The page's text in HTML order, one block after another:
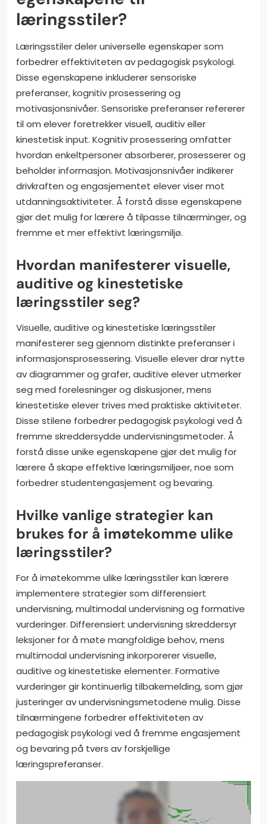
læringsstiler?
Læringsstiler deler universelle egenskaper som
forbedrer effektiviteten av pedagogisk psykologi.
Disse egenskapene inkluderer sensoriske
preferanser, kognitiv prosessering og
motivasjonsnivåer. Sensoriske preferanser refererer
til om elever foretrekker visuell, auditiv eller
kinestetisk input. Kognitiv prosessering omfatter
hvordan enkeltpersoner absorberer, prosesserer og
beholder informasjon. Motivasjonsnivåer indikerer
drivkraften og engasjementet elever viser mot
utdanningsaktiviteter. Å forstå disse egenskapene
gjør det mulig for lærere å tilpasse tilnærminger, og
fremme et mer effektivt læringsmiljø.
Hvordan manifesterer visuelle,
auditive og kinestetiske
læringsstiler seg?
Visuelle, auditive og kinestetiske læringsstiler
manifesterer seg gjennom distinkte preferanser i
informasjonsprosessering. Visuelle elever drar nytte
av diagrammer og grafer, auditive elever utmerker
seg med forelesninger og diskusjoner, mens
kinestetiske elever trives med praktiske aktiviteter.
Disse stilene forbedrer pedagogisk psykologi ved å
fremme skreddersydde undervisningsmetoder. Å
forstå disse unike egenskapene gjør det mulig for
lærere å skape effektive læringsmiljøer, noe som
forbedrer studentengasjement og bevaring.
Hvilke vanlige strategier kan
brukes for å imøtekomme ulike
læringsstiler?
For å imøtekomme ulike læringsstiler kan lærere
implementere strategier som differensiert
undervisning, multimodal undervisning og formative
vurderinger. Differensiert undervisning skreddersyr
leksjoner for å møte mangfoldige behov, mens
multimodal undervisning inkorporerer visuelle,
auditive og kinestetiske elementer. Formative
vurderinger gir kontinuerlig tilbakemelding, som gjør
justeringer av undervisningsmetodene mulig. Disse
tilnærmingene forbedrer effektiviteten av
pedagogisk psykologi ved å fremme engasjement
og bevaring på tvers av forskjellige
læringspreferanser.